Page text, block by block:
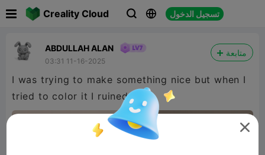
Creality Cloud   تسجيل الدخول
ABDULLAH ALAN
03:31 11-16-2025
متابعة
I was trying to make something nice but when I
tried to color it I ruined it
